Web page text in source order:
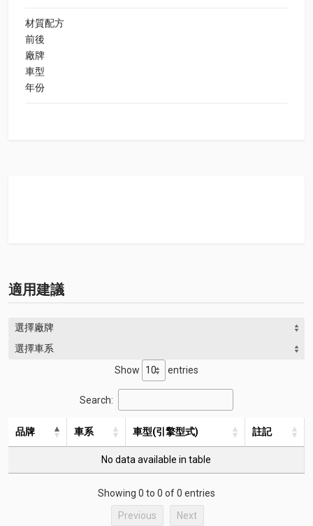
材質配方
前後
廠牌
車型
年份
適用建議
選擇廠牌
選擇車系
Show
entries
Search:
品牌 車系 車型(引擎型式) 註記
No data available in table
Showing 0 to 0 of 0 entries
Previous Next